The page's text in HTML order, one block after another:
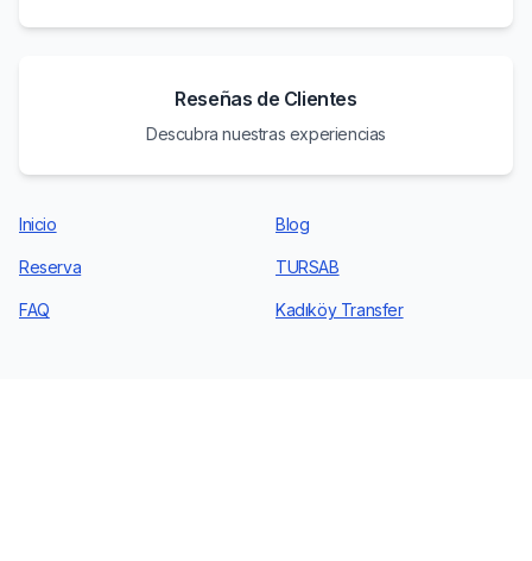
Reseñas de Clientes
Descubra nuestras experiencias
Inicio Blog
Reserva TURSAB
FAQ Kadıköy Transfer